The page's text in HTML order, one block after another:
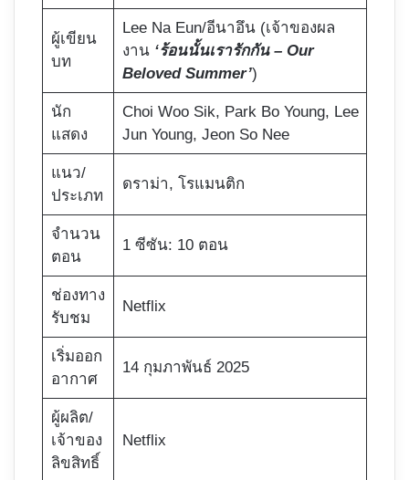
ผู้เขียน
บท
Lee Na Eun/อีนาอึน (เจ้าของผล
งาน ‘ร้อนนั้นเรารักกัน – Our
Beloved Summer’)
นัก
แสดง
Choi Woo Sik, Park Bo Young, Lee
Jun Young, Jeon So Nee
แนว/
ประเภท
ดราม่า, โรแมนติก
จำนวน
ตอน
1 ซีซัน: 10 ตอน
ช่องทาง
รับชม
Netflix
เริ่มออก
อากาศ
14 กุมภาพันธ์ 2025
ผู้ผลิต/
เจ้าของ
ลิขสิทธิ์
Netflix